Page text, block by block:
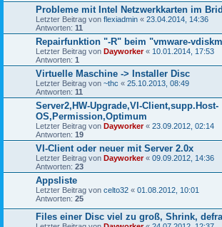
Probleme mit Intel Netzwerkkarten im
Letzter Beitrag von flexiadmin « 23.04.2014, 14:36
Antworten: 11
Repairfunktion "-R" beim "vmware-
Letzter Beitrag von Dayworker« 10.01.2014, 17:53
Antworten: 1
Virtuelle Maschine -> Installer Disc
Letzter Beitrag von ~thc « 25.10.2013, 08:49
Antworten: 11
Server2,HW-Upgrade,VI-Client,supp.Host-
OS,Permission,Optimum
Letzter Beitrag von Dayworker« 23.09.2012, 02:14
Antworten: 19
VI-Client oder neuer mit Server 2.0x
Letzter Beitrag von Dayworker« 09.09.2012, 14:36
Antworten: 23
Appsliste
Letzter Beitrag von celto32 « 01.08.2012, 10:01
Antworten: 25
Files einer Disc viel zu groß, Shrink,